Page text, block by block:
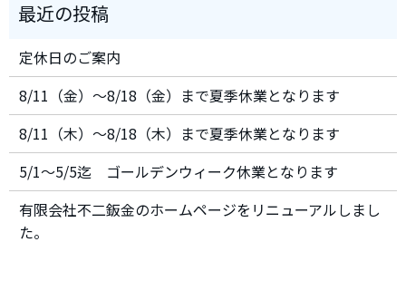
定休日のご案内
8/11（金）～8/18（金）まで夏季休業となります
8/11（木）～8/18（木）まで夏季休業となります
5/1～5/5迄 ゴールデンウィーク休業となります
有限会社不二鈑金のホームページをリニューアルしまし
た。